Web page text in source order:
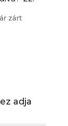
zárt
adja